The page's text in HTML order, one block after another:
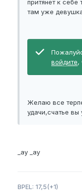
притянет к
там уже
войдите,
Желаю все
удачи,счатье
_ay _ay
BPEL: 17,5(+1)